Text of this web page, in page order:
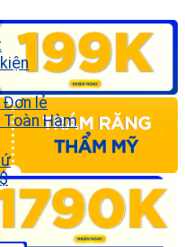
Đơn lẻ
Hàm